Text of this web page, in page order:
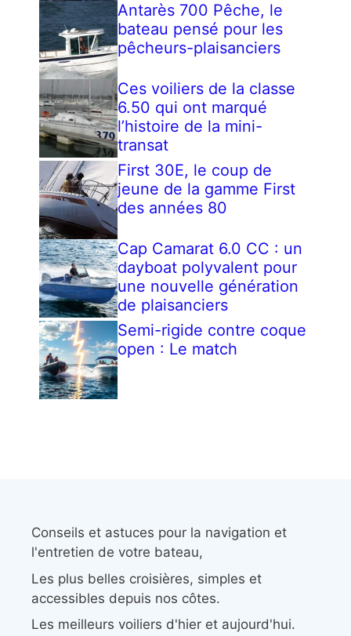
Antarès 700 Pêche, le
bateau pensé pour les
pêcheurs-plaisanciers
Ces voiliers de la classe
6.50 qui ont marqué
l’histoire de la mini-
transat
First 30E, le coup de
jeune de la gamme First
des années 80
Cap Camarat 6.0 CC : un
dayboat polyvalent pour
une nouvelle génération
de plaisanciers
Semi-rigide contre coque
open : Le match
Conseils et astuces pour la navigation et
l'entretien de votre bateau,
Les plus belles croisières, simples et
accessibles depuis nos côtes.
Les meilleurs voiliers d'hier et aujourd'hui.